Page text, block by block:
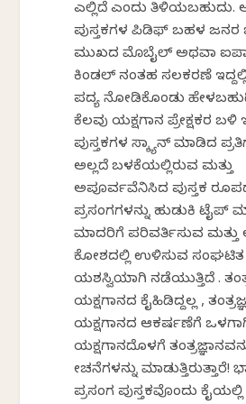
ಎಲ್ಲಿದೆ ಎಂದು ತಿಳಿಯಬಹುದು.
ಪುಸ್ತಕಗಳ ಪಿಡಿಫ್ ಬಹಳ ಜನರ
ಮುಖದ ಮೊಬೈಲ್ ಅಥವಾ
ಕಿಂಡಲ್ ನಂತಹ ಸಲಕರಣೆ
ಪದ್ಯ ನೋಡಿಕೊಂಡು
ಕೆಲವು ಯಕ್ಷಗಾನ ಪ್ರೇಕ್ಷಕರ ಬಳಿ
ಪುಸ್ತಕಗಳ ಸ್ಕ್ಯಾನ್ ಮಾಡಿದ
ಅಲ್ಲದೆ ಬಳಕೆಯಲ್ಲಿರುವ ಮತ್ತು
ಅಪೂರ್ವವೆನಿಸಿದ ಪುಸ್ತಕ
ಪ್ರಸಂಗಗಳನ್ನು ಹುಡುಕಿ
ಮಾದರಿಗೆ ಪರಿವರ್ತಿಸುವ ಮತ್ತು
ಕೋಶದಲ್ಲಿ ಉಳಿಸುವ
ಯಶಸ್ವಿಯಾಗಿ ನಡೆಯುತ್ತಿದೆ .
ಯಕ್ಷಗಾನದ ಕೈಹಿಡಿದ್ದಲ್ಲ ,
ಯಕ್ಷಗಾನದ ಆಕರ್ಷಣೆಗೆ
ಯಕ್ಷಗಾನದೊಳಗೆ
ಯೋಚನೆಗಳನ್ನು ಮಾಡುತ್ತಿರುತ್ತಾರೆ!
ಪ್ರಸಂಗ ಪುಸ್ತಕವೊಂದು